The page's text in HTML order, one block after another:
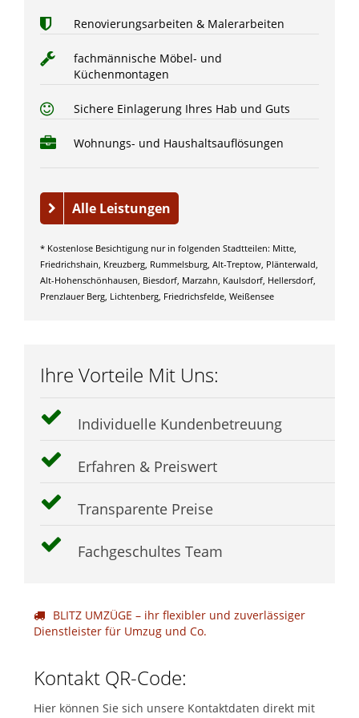
Renovierungsarbeiten & Malerarbeiten
fachmännische Möbel- und
Küchenmontagen
Sichere Einlagerung Ihres Hab und Guts
Wohnungs- und Haushaltsauflösungen
Alle Leistungen
* Kostenlose Besichtigung nur in folgenden Stadtteilen: Mitte,
Friedrichshain, Kreuzberg, Rummelsburg, Alt-Treptow, Plänterwald,
Alt-Hohenschönhausen, Biesdorf, Marzahn, Kaulsdorf, Hellersdorf,
Prenzlauer Berg, Lichtenberg, Friedrichsfelde, Weißensee
Ihre Vorteile Mit Uns:
Individuelle Kundenbetreuung
Erfahren & Preiswert
Transparente Preise
Fachgeschultes Team
BLITZ UMZÜGE – ihr flexibler und zuverlässiger
Dienstleister für Umzug und Co.
Kontakt QR-Code:
Hier können Sie sich unsere Kontaktdaten direkt mit